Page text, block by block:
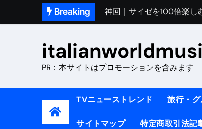
Breaking
初めてのイタリアで色気
イタリア人シェフに教わっ
「イタリア旅行最高！い
イタリアNo. 1肉料理【ポ
PR：本サイトはプロモーションを含みます
TVニューストレンド 旅行・グ
サイトマップ 特定商取引法記